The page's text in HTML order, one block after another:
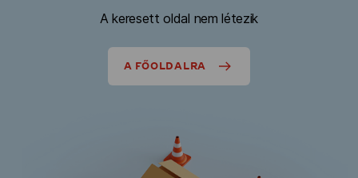
A keresett oldal nem létezik
A FŐOLDALRA